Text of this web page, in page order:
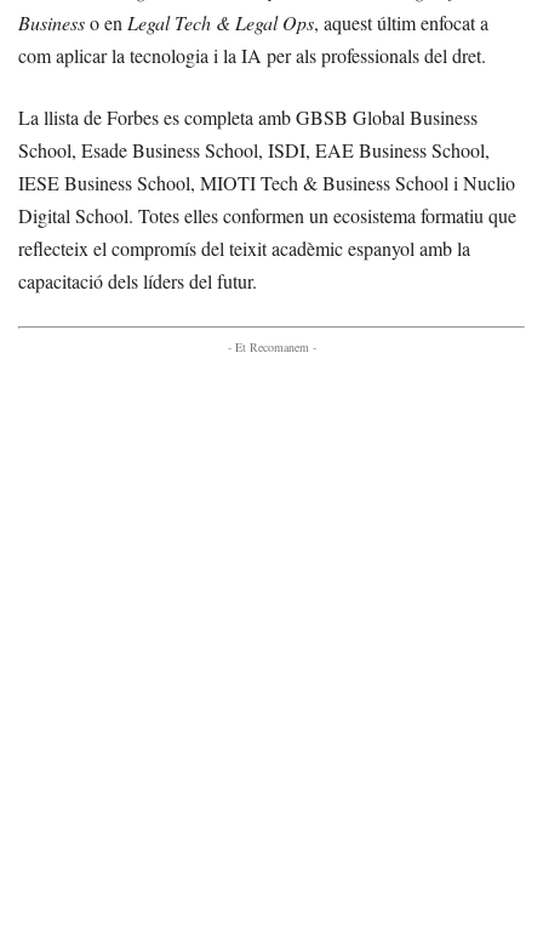
Businesso en Legal Tech & Legal Ops, aquest últim enfocat a
com aplicar la tecnologia i la IA per als professionals del dret.
La llista de Forbes es completa amb GBSB Global Business
School, Esade Business School, ISDI, EAE Business School,
IESE Business School, MIOTI Tech & Business School i Nuclio
Digital School. Totes elles conformen un ecosistema formatiu que
reflecteix el compromís del teixit acadèmic espanyol amb la
capacitació dels líders del futur.
- Et Recomanem -